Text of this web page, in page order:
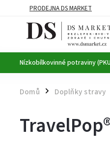
PRODEJNA DS MARKET
BEZLEPKOVÉ POTRAVINY
Nízkobílkovinné potraviny
Domů / Doplňky stravy